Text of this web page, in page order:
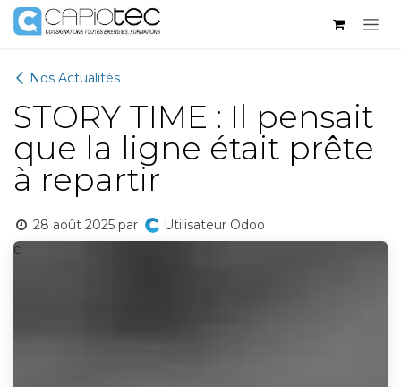
Se rendre au contenu
Nos Actualités
STORY TIME : Il pensait
que la ligne était prête
à repartir
28 août 2025 par
Utilisateur Odoo
c